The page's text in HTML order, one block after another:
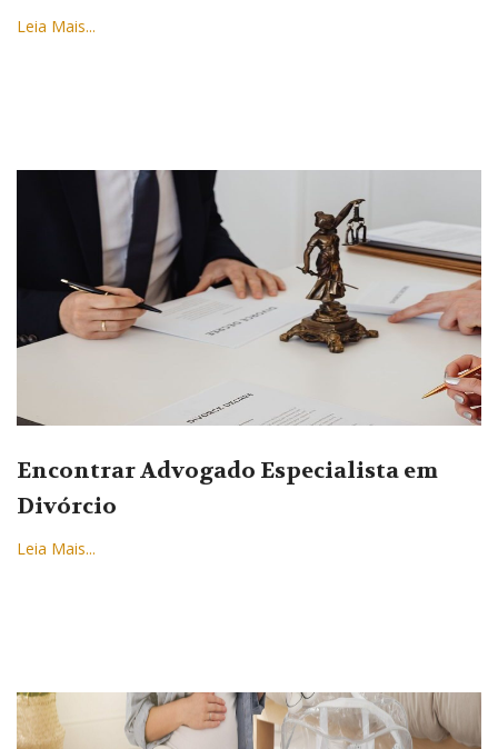
Leia Mais...
Encontrar Advogado Especialista em
Divórcio
Leia Mais...